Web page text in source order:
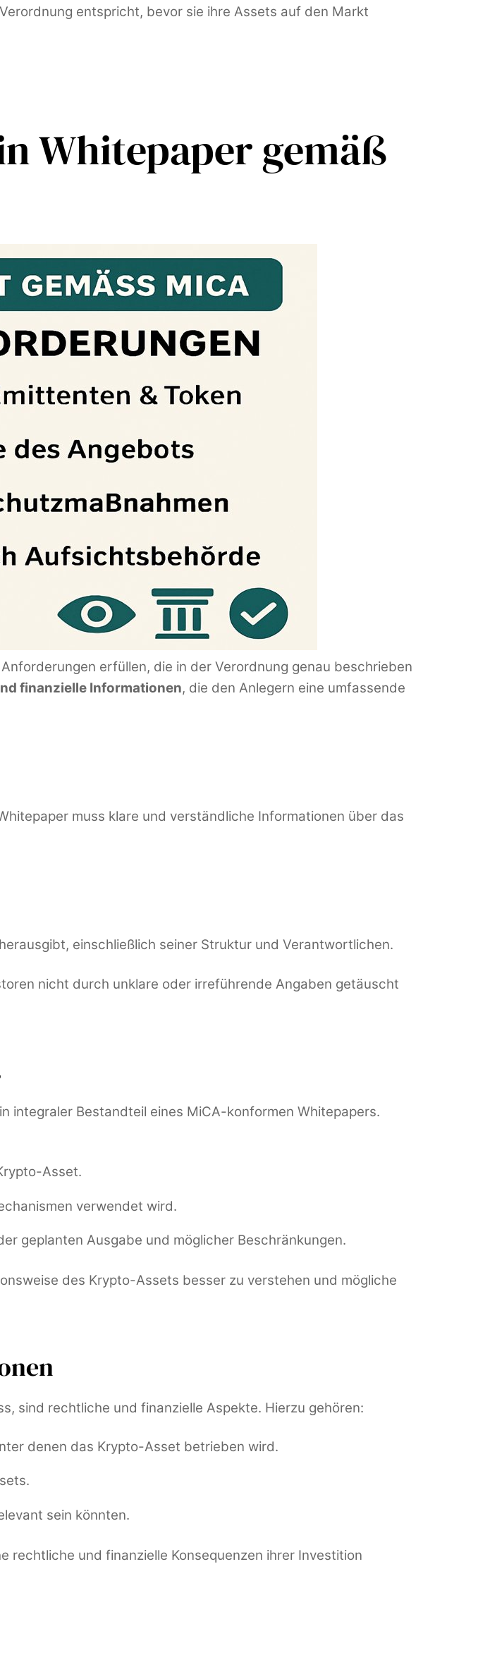
entspricht, bevor sie ihre Assets auf den Markt
Whitepaper gemäß
erfüllen, die in der Verordnung genau beschrieben
finanzielle Informationen, die den Anlegern eine umfassende
muss klare und verständliche Informationen über das
einschließlich seiner Struktur und Verantwortlichen.
nicht durch unklare oder irreführende Angaben getäuscht
integraler Bestandteil eines MiCA-konformen Whitepapers.
Asset.
verwendet wird.
geplanten Ausgabe und möglicher Beschränkungen.
des Krypto-Assets besser zu verstehen und mögliche
sind rechtliche und finanzielle Aspekte. Hierzu gehören:
denen das Krypto-Asset betrieben wird.
sein könnten.
rechtliche und finanzielle Konsequenzen ihrer Investition